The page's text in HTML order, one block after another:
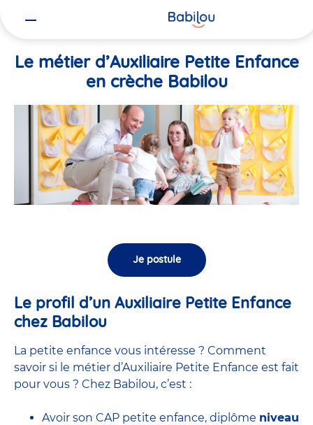
Le métier d’Auxiliaire Petite Enfance
en crèche Babilou
Je postule
Le profil d’un Auxiliaire Petite Enfance
chez Babilou
La petite enfance vous intéresse ? Comment
savoir si le métier d’Auxiliaire Petite Enfance est fait
pour vous ? Chez Babilou, c’est :
Avoir son CAP petite enfance, diplôme niveau